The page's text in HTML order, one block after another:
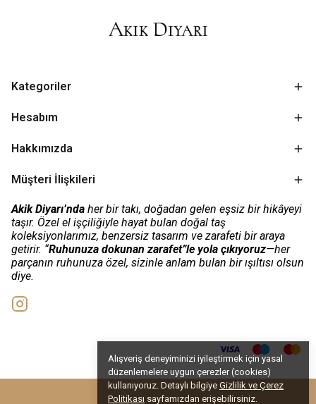
Alışveriş deneyiminizi iyileştirmek için yasal
düzenlemelere uygun çerezler (cookies)
kullanıyoruz. Detaylı bilgiye Gizlilik ve Çerez
Politikası sayfamızdan erişebilirsiniz.
Kategoriler
Hesabım
Hakkımızda
Müşteri İlişkileri
Akik Diyarı’nda her bir takı, doğadan gelen eşsiz bir hikâyeyi
taşır. Özel el işçiliğiyle hayat bulan doğal taş
koleksiyonlarımız, benzersiz tasarım ve zarafeti bir araya
getirir. “Ruhunuza dokunan zarafet”le yola çıkıyoruz—her
parçanın ruhunuza özel, sizinle anlam bulan bir ışıltısı olsun
diye.